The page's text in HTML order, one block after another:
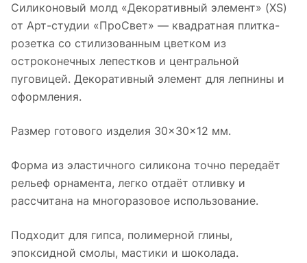
Силиконовый молд «Декоративный элемент» (XS)
от Арт-студии «ПроСвет» — квадратная плитка-
розетка со стилизованным цветком из
остроконечных лепестков и центральной
пуговицей. Декоративный элемент для лепнины и
оформления.
Размер готового изделия 30×30×12 мм.
Форма из эластичного силикона точно передаёт
рельеф орнамента, легко отдаёт отливку и
рассчитана на многоразовое использование.
Подходит для гипса, полимерной глины,
эпоксидной смолы, мастики и шоколада.